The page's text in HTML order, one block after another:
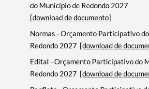
do Município de Redondo 2027
[download de documento]
Normas - Orçamento Participativo
Redondo 2027 [download de
Edital - Orçamento Participativo do
Redondo 2027 [download de